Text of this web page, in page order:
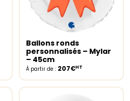
Select options
Ballons ronds
personnalisés – Mylar
– 45cm
À partir de : 207€HT